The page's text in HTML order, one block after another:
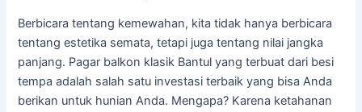
Berbicara tentang kemewahan, kita tidak hanya berbicara
tentang estetika semata, tetapi juga tentang nilai jangka
panjang. Pagar balkon klasik Bantul yang terbuat dari besi
tempa adalah salah satu investasi terbaik yang bisa Anda
berikan untuk hunian Anda. Mengapa? Karena ketahanan